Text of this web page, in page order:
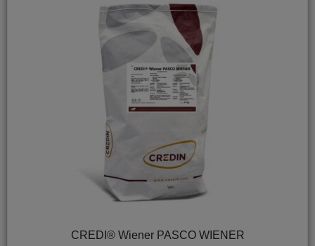
CREDI® Wiener PASCO WIENER